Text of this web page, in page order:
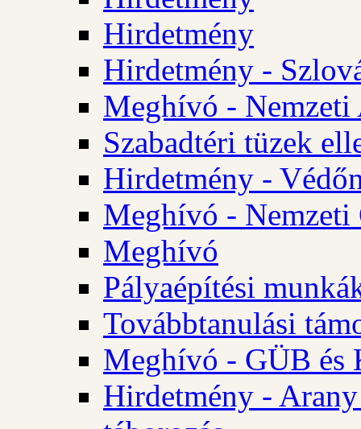
Hirdetmény
Hirdetmény -
Meghívó - Nemzeti
Szabadtéri tüzek
Hirdetmény -
Meghívó - Nemzeti
Meghívó
Pályaépítési
Továbbtanulási
Meghívó - GÜB és
Hirdetmény - Arany